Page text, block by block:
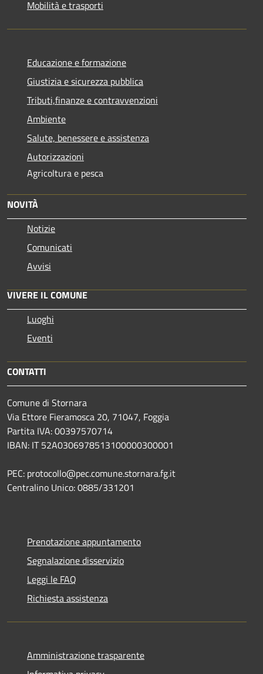
Mobilità e trasporti
Educazione e formazione
Giustizia e sicurezza pubblica
Tributi,finanze e contravvenzioni
Ambiente
Salute, benessere e assistenza
Autorizzazioni
Agricoltura e pesca
NOVITÀ
Notizie
Comunicati
Avvisi
VIVERE IL COMUNE
Luoghi
Eventi
CONTATTI
Comune di Stornara
Via Ettore Fieramosca 20, 71047, Foggia
Partita IVA: 00397570714
IBAN: IT 52A0306978513100000300001
PEC: protocollo@pec.comune.stornara.fg.it
Centralino Unico: 0885/331201
Prenotazione appuntamento
Segnalazione disservizio
Leggi le FAQ
Richiesta assistenza
Amministrazione trasparente